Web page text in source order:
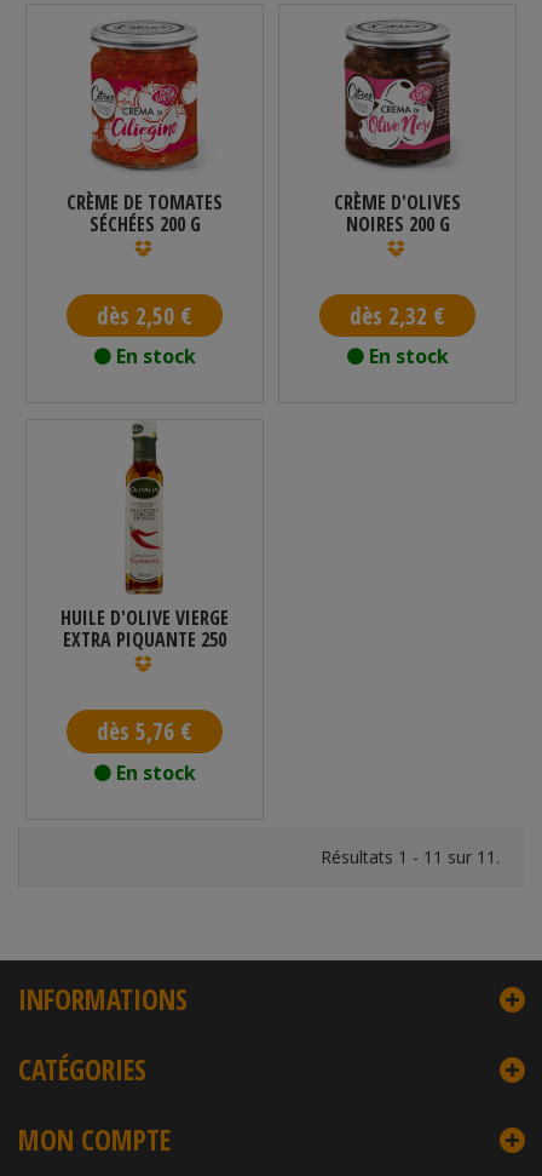
CRÈME DE TOMATES
SÉCHÉES 200 G
dès 2,50 €
En stock
CRÈME D'OLIVES
NOIRES 200 G
dès 2,32 €
En stock
HUILE D'OLIVE VIERGE
EXTRA PIQUANTE 250
ML
dès 5,76 €
En stock
Résultats 1 - 11 sur 11.
INFORMATIONS
CATÉGORIES
MON COMPTE